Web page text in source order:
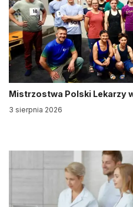
Mistrzostwa Polski Lekarzy
3 sierpnia 2026